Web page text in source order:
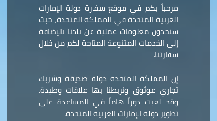
مرحباً بكم في موقع سفارة دولة الإمارات
العربية المتحدة في المملكة المتحدة، حيث
ستجدون معلومات عملية عن بلدنا بالإضافة
إلى الخدمات المتنوعة المتاحة لكم من خلال
سفارتنا.
إن المملكة المتحدة دولة صديقة وشريك
تجاري موثوق وتربطنا بها علاقات وطيدة.
وقد لعبت دوراً هاماً في المساعدة على
تطوير دولة الإمارات العربية المتحدة.